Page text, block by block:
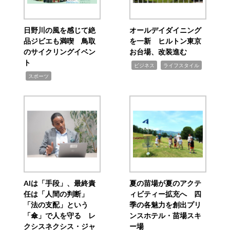
日野川の風を感じて絶
品ジビエも満喫 鳥取
のサイクリングイベン
ト
スポーツ
オールデイダイニング
を一新 ヒルトン東京
お台場、改装進む
ビジネス ライフスタイル
AIは「手段」、最終責
任は「人間の判断」
「法の支配」という
「傘」で人を守る レ
クシスネクシス・ジャ
夏の苗場が夏のアクテ
ィビティー拡充へ 四
季の各魅力を創出プリ
ンスホテル・苗場スキ
ー場